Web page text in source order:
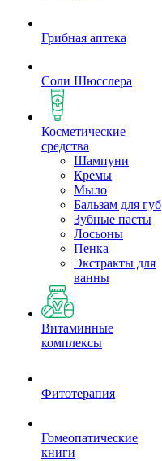
Грибная аптека
Соли Шюсслера
Косметические
средства
Шампуни
Кремы
Мыло
Бальзам для губ
Зубные пасты
Лосьоны
Пенка
Экстракты для
ванны
Витаминные
комплексы
Фитотерапия
Гомеопатические
книги